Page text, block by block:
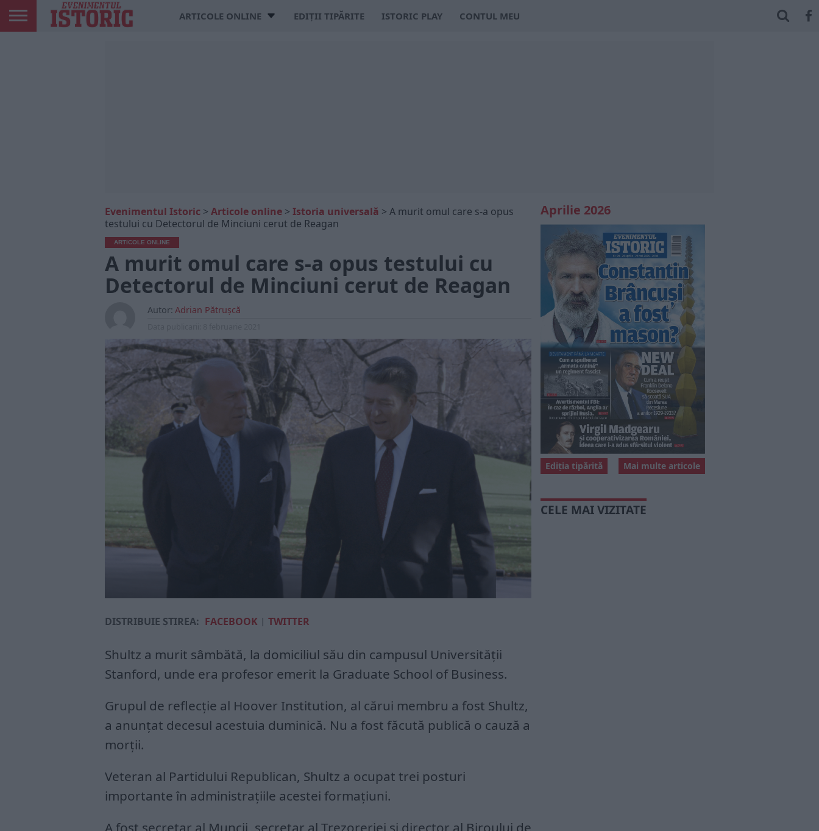
ARTICOLE ONLINE EDIȚII TIPĂRITE ISTORIC PLAY CONTUL MEU
Evenimentul Istoric > Articole online > Istoria universală > A murit omul care s-a opus
testului cu Detectorul de Minciuni cerut de Reagan
ARTICOLE ONLINE
A murit omul care s-a opus testului cu
Detectorul de Minciuni cerut de Reagan
Autor: Adrian Pătrușcă
DISTRIBUIE ȘTIREA: FACEBOOK | TWITTER
Shultz a murit sâmbătă, la domiciliul său din campusul Universității
Stanford, unde era profesor emerit la Graduate School of Business.
Grupul de reflecție al Hoover Institution, al cărui membru a fost Shultz,
a anunțat decesul acestuia duminică. Nu a fost făcută publică o cauză a
morții.
Veteran al Partidului Republican, Shultz a ocupat trei posturi
importante în administrațiile acestei formațiuni.
Aprilie 2026
Mai multe articole
Ediția tipărită
CELE MAI VIZITATE